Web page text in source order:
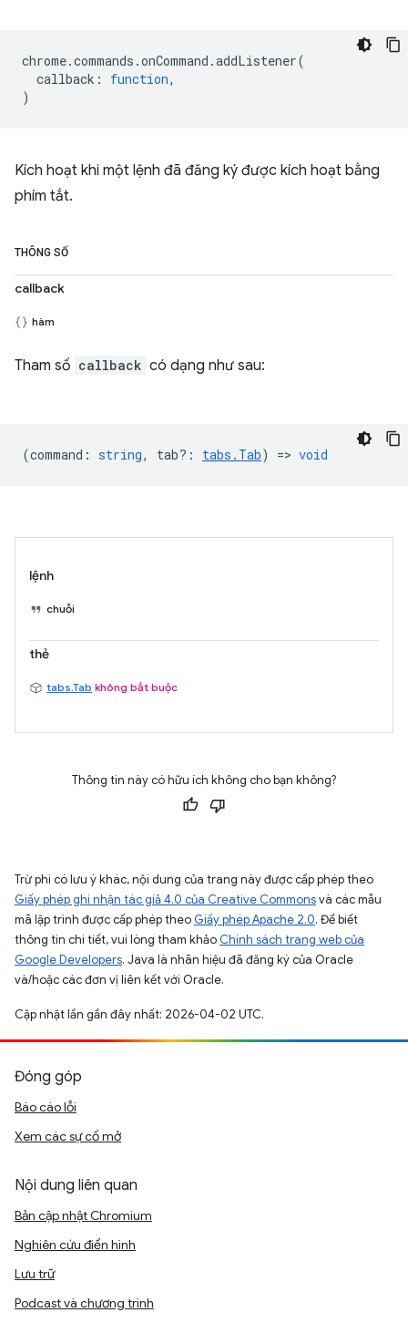
chrome.commands .onCommand .addListener(
callback : function,
)
Kích hoạt khi một lệnh đã đăng ký được kích hoạt bằng
phím tắt.
THÔNG SỐ
callback
hàm
Tham số callback có dạng như sau:
(command : string, tab? : tabs.Tab) => void
lệnh
chuỗi
thẻ
tabs.Tab không bắt buộc
Thông tin này có hữu ích không cho bạn không?
Trừ phi có lưu ý khác, nội dung của trang này được cấp phép theo
Giấy phép ghi nhận tác giả 4.0 của Creative Commonsvà các mẫu
mã lập trình được cấp phép theo Giấy phép Apache 2.0. Để biết
thông tin chi tiết, vui lòng tham khảo Chính sách trang web của
Google Developers. Java là nhãn hiệu đã đăng ký của Oracle
và/hoặc các đơn vị liên kết với Oracle.
Cập nhật lần gần đây nhất: 2026-04-02 UTC.
Đóng góp
Báo cáo lỗi
Xem các sự cố mở
Nội dung liên quan
Bản cập nhật Chromium
Nghiên cứu điển hình
Lưu trữ
Podcast và chương trình